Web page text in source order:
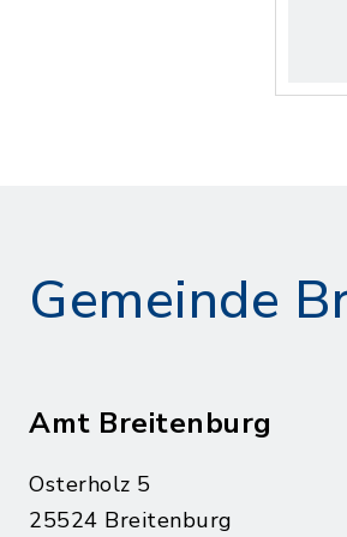
Gemeinde
Amt Breitenburg
Osterholz 5
25524 Breitenburg